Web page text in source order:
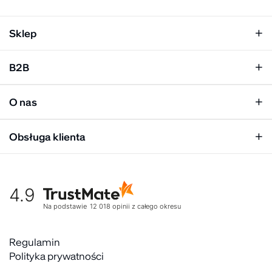
Sklep
Klapki męskie
Mężczyzna
B2B
Panel hurtowy
O nas
Biuro prasowe
Kultura organizacyjna
Rekrutujemy
Obsługa klienta
Warunki dostawy
Zwroty
Kontakt
FAQ
4.9
Na podstawie 12 018 opinii z całego okresu
Regulamin
Polityka prywatności